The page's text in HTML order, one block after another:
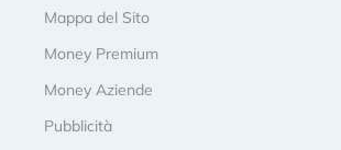
Mappa del Sito
Money Premium
Money Aziende
Pubblicità